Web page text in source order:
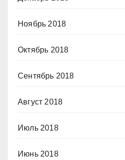
Ноябрь 2018
Октябрь 2018
Сентябрь 2018
Август 2018
Июль 2018
Июнь 2018